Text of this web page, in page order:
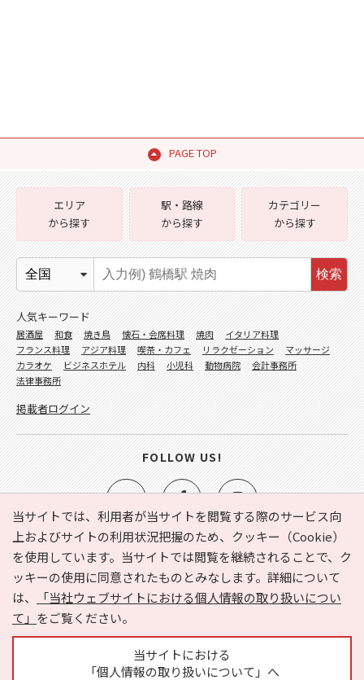
PAGE TOP
当サイトでは、利用者が当サイトを閲覧する際のサービス向
上およびサイトの利用状況把握のため、クッキー（Cookie）
を使用しています。当サイトでは閲覧を継続されることで、ク
ッキーの使用に同意されたものとみなします。詳細について
は、
「当社ウェブサイトにおける個人情報の取り扱いについ
て」 をご覧ください。
当サイトにおける
「個人情報の取り扱いについて」へ
e-NAVITA（イーナビタ）とは？ お気に入り
ヘルプ
利用規約
個人情報の取り扱いについて
運営会社
サイトマップ
広告掲載に関するお問い合わせ
エリア
から探す
駅・路線
から探す
カテゴリー
から探す
検索
人気キーワード
居酒屋 和食 焼き鳥 懐石・会席料理 焼肉
イタリア料理
フランス料理
アジア料理 喫茶・カフェ リラクゼーション
マッサージ
カラオケ
ビジネスホテル 内科 小児科 動物病院
会計事務所
法律事務所
掲載者ログイン
FOLLOW US!